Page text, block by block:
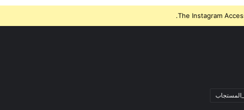
The Instagram